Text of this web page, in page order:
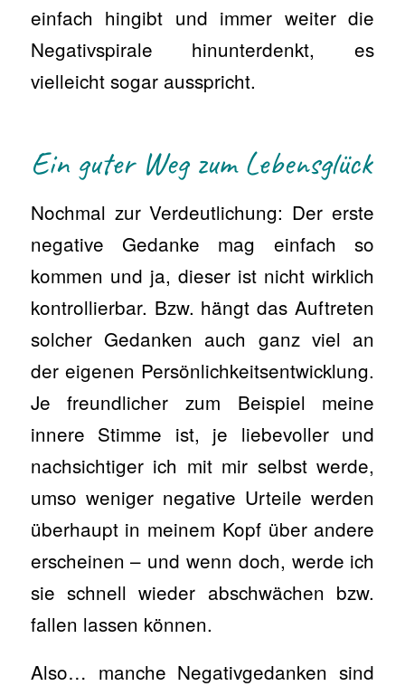
einfach hingibt und immer weiter die
Negativspirale hinunterdenkt, es
vielleicht sogar ausspricht.
Ein guter Weg zum Lebensglück
Nochmal zur Verdeutlichung: Der erste
negative Gedanke mag einfach so
kommen und ja, dieser ist nicht wirklich
kontrollierbar. Bzw. hängt das Auftreten
solcher Gedanken auch ganz viel an
der eigenen Persönlichkeitsentwicklung.
Je freundlicher zum Beispiel meine
innere Stimme ist, je liebevoller und
nachsichtiger ich mit mir selbst werde,
umso weniger negative Urteile werden
überhaupt in meinem Kopf über andere
erscheinen – und wenn doch, werde ich
sie schnell wieder abschwächen bzw.
fallen lassen können.
Also… manche Negativgedanken sind